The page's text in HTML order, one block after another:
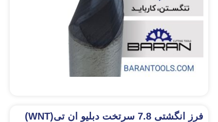
فرز انگشتی 7.8 سرتخت دبلیو ان تی(WNT)